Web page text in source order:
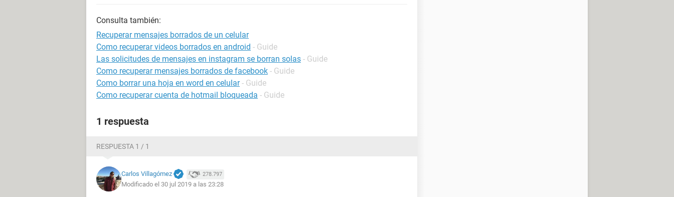
Consulta también:
Recuperar mensajes borrados de un celular
Como recuperar videos borrados en android - Guide
Las solicitudes de mensajes en instagram se borran solas - Guide
Como recuperar mensajes borrados de facebook - Guide
Como borrar una hoja en word en celular - Guide
Como recuperar cuenta de hotmail bloqueada - Guide
1 respuesta
RESPUESTA 1 / 1
Carlos Villagómez 278.797
Modificado el 30 jul 2019 a las 23:28